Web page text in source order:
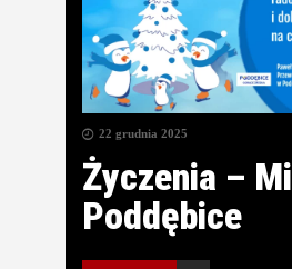
22 grudnia 2025
Życzenia –
Poddębice